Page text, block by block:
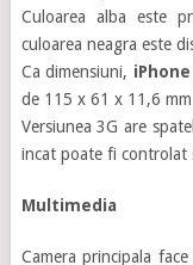
Culoarea alba este
culoarea neagra este
Ca dimensiuni, iPhone
de 115 x 61 x 11,6
Versiunea 3G are
incat poate fi controlat
Multimedia
Camera principala